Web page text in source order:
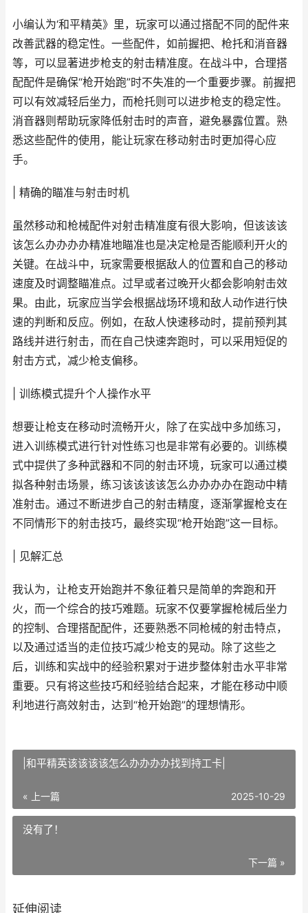
小编认为‘和平精英》里，玩家可以通过搭配不同的配件来
改善武器的稳定性。一些配件，如前握把、枪托和消音器
等，可以显著进步枪支的射击精准度。在战斗中，合理搭
配配件是确保“枪开始跑”时不失准的一个重要步骤。前握把
可以有效减轻后坐力，而枪托则可以进步枪支的稳定性。
消音器则帮助玩家降低射击时的声音，避免暴露位置。熟
悉这些配件的使用，能让玩家在移动射击时更加得心应
手。
| 精确的瞄准与射击时机
虽然移动和枪械配件对射击精准度有很大影响，但该该该
该怎么办办办办精准地瞄准也是决定枪是否能顺利开火的
关键。在战斗中，玩家需要根据敌人的位置和自己的移动
速度及时调整瞄准点。过早或者过晚开火都会影响射击效
果。由此，玩家应当学会根据战场环境和敌人动作进行快
速的判断和反应。例如，在敌人快速移动时，提前预判其
路线并进行射击，而在自己快速奔跑时，可以采用短促的
射击方式，减少枪支偏移。
| 训练模式提升个人操作水平
想要让枪支在移动时流畅开火，除了在实战中多加练习，
进入训练模式进行针对性练习也是非常有必要的。训练模
式中提供了多种武器和不同的射击环境，玩家可以通过模
拟各种射击场景，练习该该该该怎么办办办办在跑动中精
准射击。通过不断进步自己的射击精度，逐渐掌握枪支在
不同情形下的射击技巧，最终实现“枪开始跑”这一目标。
| 见解汇总
我认为，让枪支开始跑并不象征着只是简单的奔跑和开
火，而一个综合的技巧难题。玩家不仅要掌握枪械后坐力
的控制、合理搭配配件，还要熟悉不同枪械的射击特点，
以及通过适当的走位技巧减少枪支的晃动。除了这些之
后，训练和实战中的经验积累对于进步整体射击水平非常
重要。只有将这些技巧和经验结合起来，才能在移动中顺
利地进行高效射击，达到“枪开始跑”的理想情形。
|和平精英该该该该怎么办办办办找到持工卡|
« 上一篇 2025-10-29
没有了！
下一篇 »
延伸阅读